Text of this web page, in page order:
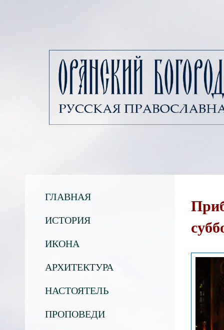
ГЛАВНАЯ
ИСТОРИЯ
ИКОНА
АРХИТЕКТУРА
НАСТОЯТЕЛЬ
ПРОПОВЕДИ